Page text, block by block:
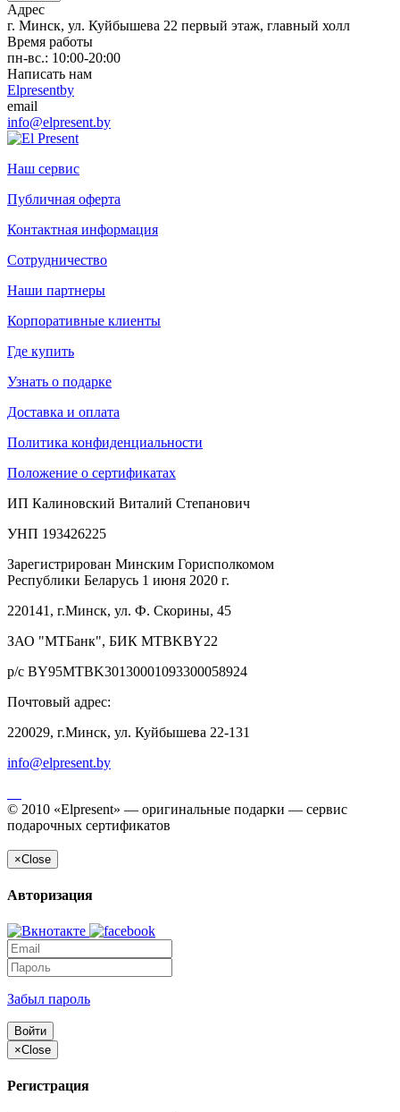
Адрес
г. Минск, ул. Куйбышева 22 первый этаж, главный холл
Время работы
пн-вс.: 10:00-20:00
Написать нам
Elpresentby
email
info@elpresent.by
Наш сервис
Публичная оферта
Контактная информация
Сотрудничество
Наши партнеры
Корпоративные клиенты
Где купить
Узнать о подарке
Доставка и оплата
Политика конфиденциальности
Положение о сертификатах
ИП Калиновский Виталий Степанович
УНП 193426225
Зарегистрирован Минским Горисполкомом
Республики Беларусь 1 июня 2020 г.
220141, г.Минск, ул. Ф. Скорины, 45
ЗАО "МТБанк", БИК MTBKBY22
р/с BY95MTBK30130001093300058924
Почтовый адрес:
220029, г.Минск, ул. Куйбышева 22-131
info@elpresent.by
© 2010 «Elpresent» — оригинальные подарки — сервис
подарочных сертификатов
×Close
Авторизация
Забыл пароль
Войти
×Close
Регистрация